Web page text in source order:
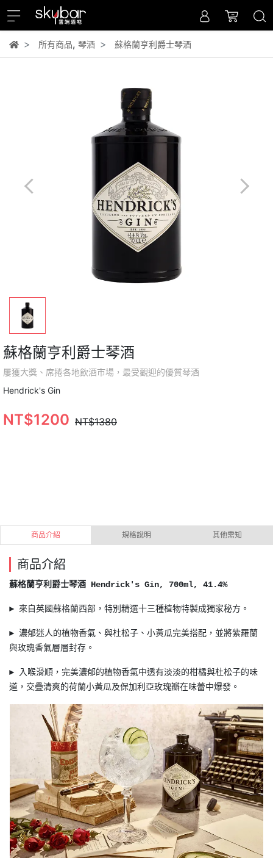
所有商品, 琴酒 蘇格蘭亨利爵士琴酒
蘇格蘭亨利爵士琴酒
屢獲大獎、席捲各地飲酒市場，最受觀迎的優質琴酒
Hendrick's Gin
NT$1200 NT$1380
商品介紹 規格說明 其他需知
商品介紹
蘇格蘭亨利爵士琴酒 Hendrick's Gin, 700ml, 41.4%
► 來自英國蘇格蘭西部，特別精選十三種植物特製成獨家秘方。
► 濃郁迷人的植物香氣、與杜松子、小黃瓜完美搭配，並將紫羅蘭
與玫瑰香氣層層封存。
► 入喉滑順，完美濃郁的植物香氣中透有淡淡的柑橘與杜松子的味
道，交疊清爽的荷蘭小黃瓜及保加利亞玫瑰瓣在味蕾中爆發。